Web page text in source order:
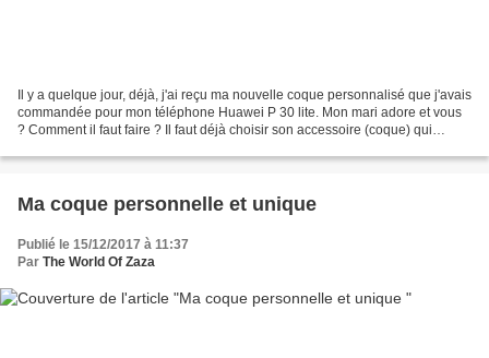
Il y a quelque jour, déjà, j'ai reçu ma nouvelle coque personnalisé que j'avais
commandée pour mon téléphone Huawei P 30 lite. Mon mari adore et vous
? Comment il faut faire ? Il faut déjà choisir son accessoire (coque) qui
Ma coque personnelle et unique
Publié le 15/12/2017 à 11:37
Par The World Of Zaza